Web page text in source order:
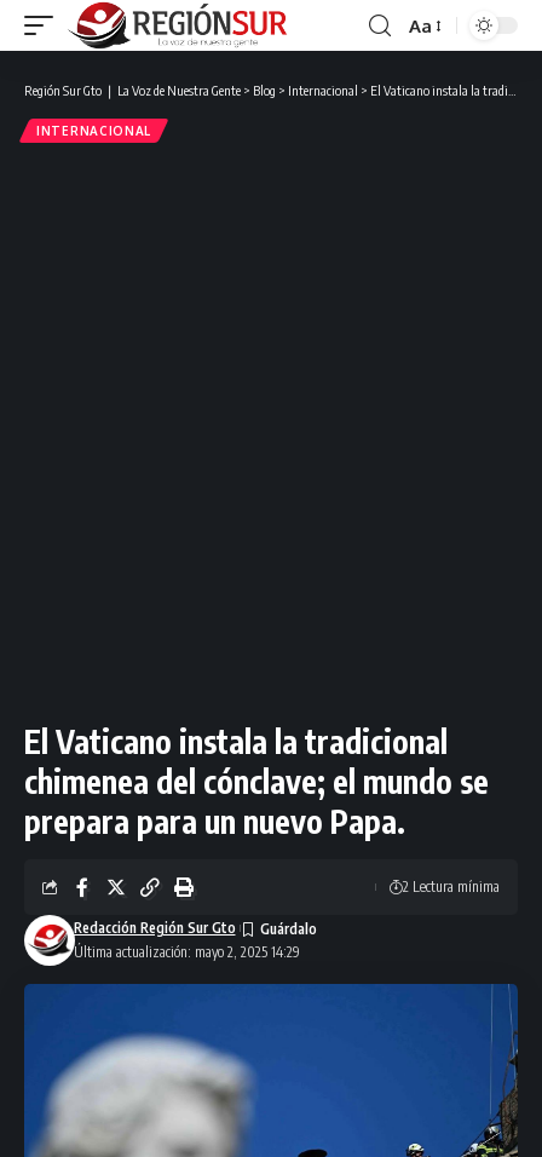
Aa
Región Sur Gto ❘ La Voz de Nuestra Gente > Blog > Internacional > El Vaticano instala la tradicional chimenea del cónclave; el mundo se prepara para un nuevo Papa.
INTERNACIONAL
El Vaticano instala la tradicional
chimenea del cónclave; el mundo se
prepara para un nuevo Papa.
Última actualización: mayo 2, 2025 14:29
Redacción Región Sur Gto
2 Lectura mínima